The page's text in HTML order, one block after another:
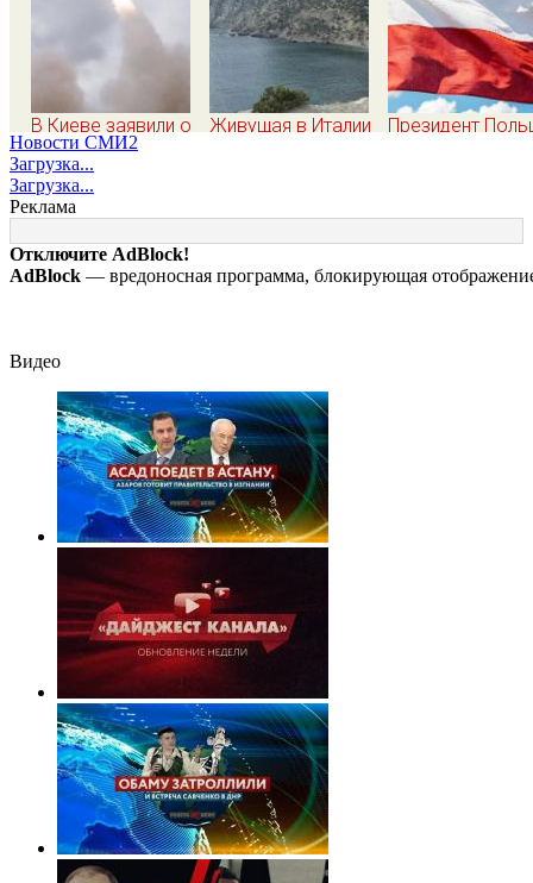
В Киеве заявили о
провале
американской
операции «Убей
лучника» против
России
Живущая в Италии
Президент
Новости СМИ2
Загрузка...
Загрузка...
Реклама
Отключите AdBlock!
AdBlock — вредоносная программа, блокирующая
Видео